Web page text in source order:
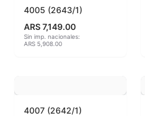
Esmaltes preparados
Fritas cerámicas
Hereaus (750ºC - 850ºC)
4005 (2643/1)
ARS 7,149.00
Sin imp. nacionales:
ARS 5,908.00
4007 (2642/1)